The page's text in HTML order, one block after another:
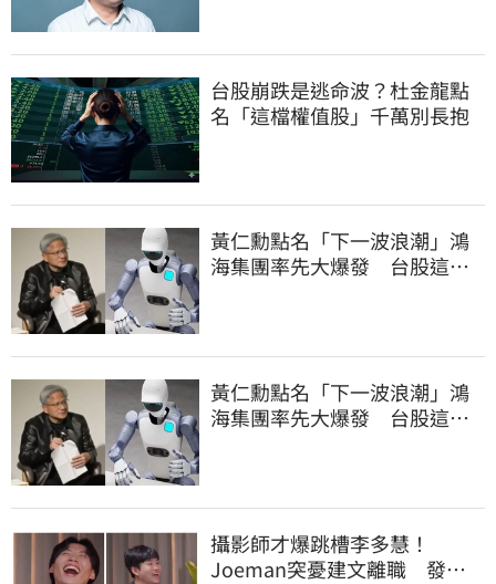
台股崩跌是逃命波？杜金龍點
名「這檔權值股」千萬別長抱
黃仁勳點名「下一波浪潮」鴻
海集團率先大爆發 台股這族
黃仁勳點名「下一波浪潮」鴻
海集團率先大爆發 台股這族
攝影師才爆跳槽李多慧！
Joeman突憂建文離職 發聲